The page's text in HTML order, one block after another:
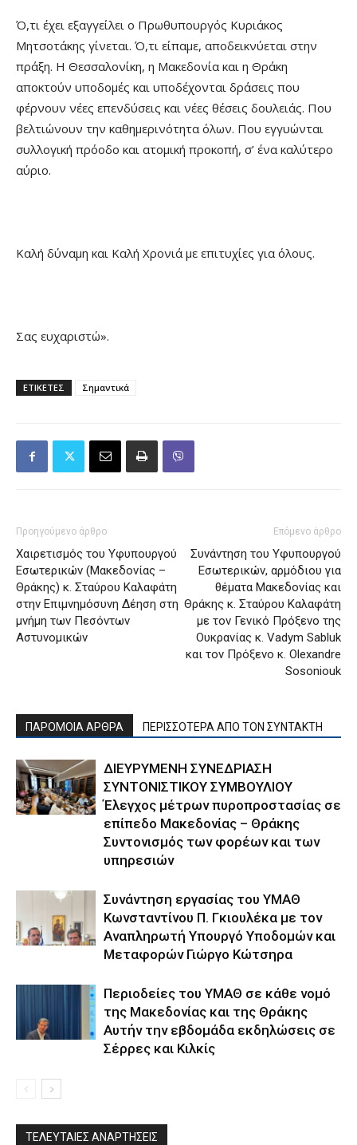
Ό,τι έχει εξαγγείλει ο Πρωθυπουργός Κυριάκος
Μητσοτάκης γίνεται. Ό,τι είπαμε, αποδεικνύεται στην
πράξη. Η Θεσσαλονίκη, η Μακεδονία και η Θράκη
αποκτούν υποδομές και υποδέχονται δράσεις που
φέρνουν νέες επενδύσεις και νέες θέσεις δουλειάς. Που
βελτιώνουν την καθημερινότητα όλων. Που εγγυώνται
συλλογική πρόοδο και ατομική προκοπή, σ’ ένα καλύτερο
αύριο.
Καλή δύναμη και Καλή Χρονιά με επιτυχίες για όλους.
Σας ευχαριστώ».
ΕΤΙΚΕΤΕΣ Σημαντικά
Προηγούμενο άρθρο
Χαιρετισμός του Υφυπουργού
Εσωτερικών (Μακεδονίας –
Θράκης) κ. Σταύρου Καλαφάτη
στην Επιμνημόσυνη Δέηση στη
μνήμη των Πεσόντων
Αστυνομικών
Επόμενο άρθρο
Συνάντηση του Υφυπουργού
Εσωτερικών, αρμόδιου για
θέματα Μακεδονίας και
Θράκης κ. Σταύρου Καλαφάτη
με τον Γενικό Πρόξενο της
Ουκρανίας κ. Vadym Sabluk
και τον Πρόξενο κ. Olexandre
Sosoniouk
ΠΑΡΟΜΟΙΑ ΑΡΘΡΑ ΠΕΡΙΣΣΟΤΕΡΑ ΑΠΟ ΤΟΝ ΣΥΝΤΑΚΤΗ
ΔΙΕΥΡΥΜΕΝΗ ΣΥΝΕΔΡΙΑΣΗ
ΣΥΝΤΟΝΙΣΤΙΚΟΥ ΣΥΜΒΟΥΛΙΟΥ
Έλεγχος μέτρων πυροπροστασίας σε
επίπεδο Μακεδονίας – Θράκης
Συντονισμός των φορέων και των
υπηρεσιών
Συνάντηση εργασίας του ΥΜΑΘ
Κωνσταντίνου Π. Γκιουλέκα με τον
Αναπληρωτή Υπουργό Υποδομών και
Μεταφορών Γιώργο Κώτσηρα
Περιοδείες του ΥΜΑΘ σε κάθε νομό
της Μακεδονίας και της Θράκης
Αυτήν την εβδομάδα εκδηλώσεις σε
Σέρρες και Κιλκίς
ΤΕΛΕΥΤΑΙΕΣ ΑΝΑΡΤΗΣΕΙΣ